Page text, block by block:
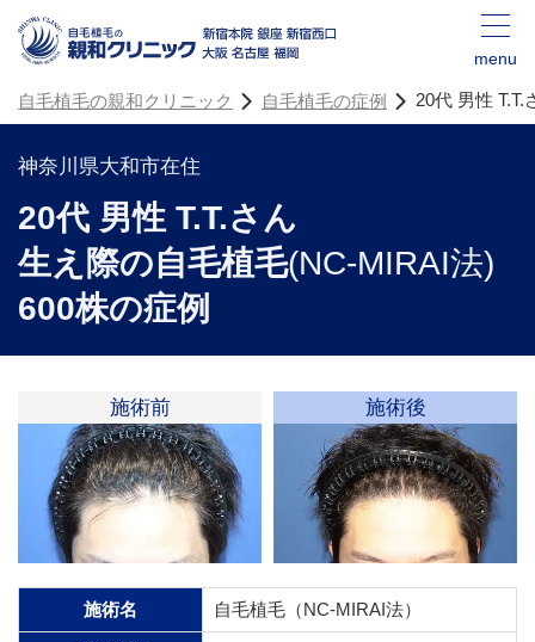
menu
自毛植毛の親和クリニック 自毛植毛の症例 20代 男性
神奈川県大和市在住
20代 男性 T.T.さん
生え際の自毛植毛(NC-MIRAI法)
600株の症例
施術前 施術後
施術名 自毛植毛（NC-MIRAI法）